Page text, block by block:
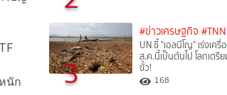
นัก
3
#ข่าวเศรษฐกิจ
UN ชี้ "เอลนีโญ" เร่งเค
ส.ค.นี้เป็นต้นไป โลกเต
ขั้ว!
168